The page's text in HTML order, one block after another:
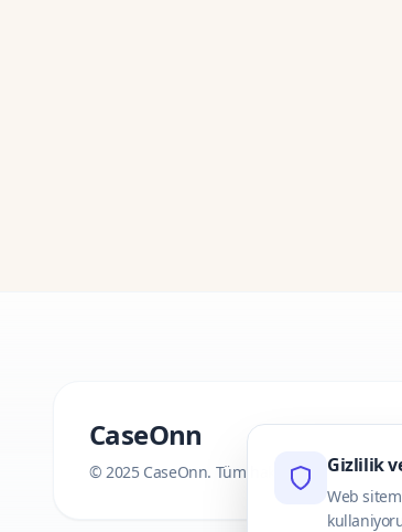
CaseOnn
© 2025 CaseOnn. Tüm hakları saklıdır.Gizlilik
Web